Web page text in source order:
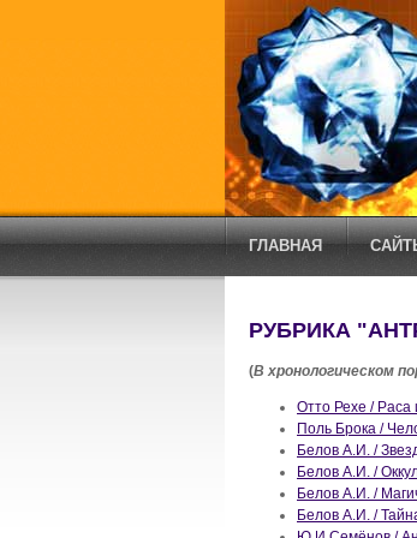
ГЛАВНАЯ
РУБРИКА
(В хронологическом
Отто Рехе / Раса
Поль Брока /
Белов А.И. /
Белов А.И. /
Белов А.И. /
Белов А.И. /